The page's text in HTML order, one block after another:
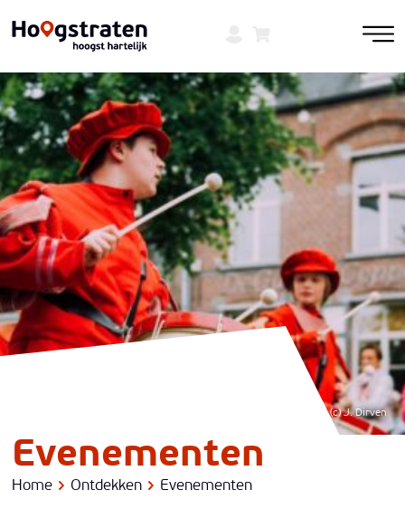
(c) J. Dirven
Evenementen
Home Ontdekken Evenementen